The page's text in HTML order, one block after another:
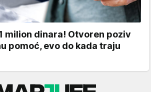
milion dinara! Otvoren poziv
pomoć, evo do kada traju